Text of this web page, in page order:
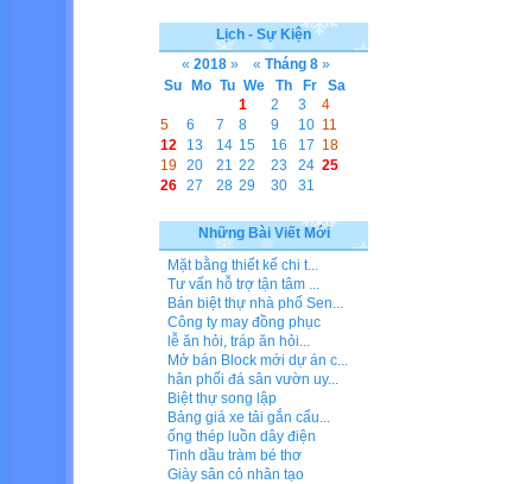
Lịch - Sự Kiện
« 2018 » « Tháng 8 »
Su
Mo Tu We Th Fr
Sa
1
2 3
4
5
6 7 8 9 10 11
12
13 14 15 16 17 18
19 20 21 22 23 24 25
26 27 28 29 30 31
Những Bài Viết Mới
Mặt bằng thiết kế chi t...
Tư vấn hỗ trợ tận tâm ...
Bán biệt thự nhà phố Sen...
Công ty may đồng phục
lễ ăn hỏi, tráp ăn hỏi...
Mở bán Block mới dự án c...
hân phối đá sân vườn uy...
Biệt thự song lập
Bảng giá xe tải gắn cẩu...
ống thép luồn dây điện
Tinh dầu tràm bé thơ
Giày sân cỏ nhân tạo